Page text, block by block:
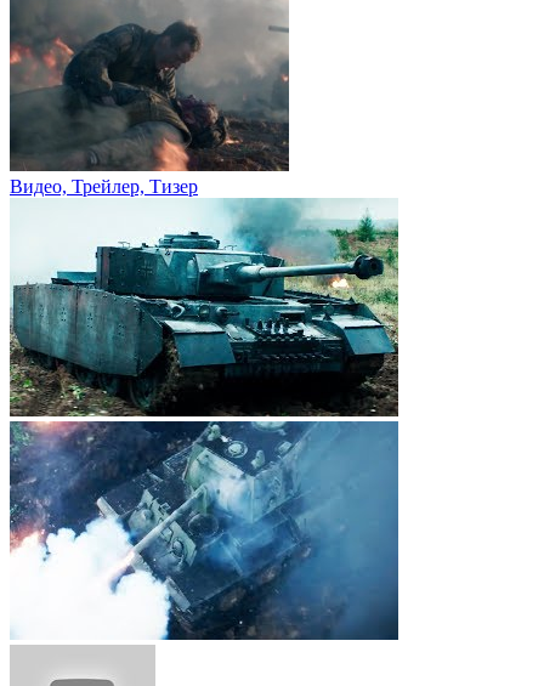
Видео, Трейлер, Тизер